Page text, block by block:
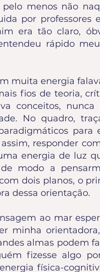
menos não
por professores
era tão claro,
rápido
muita energia
fios de teoria,
conceitos, nunca
No quadro,
para
responder
energia de luz
modo a
dois planos, o
dessa orientação.
ao mar
minha
almas podem
fizesse algo
física-